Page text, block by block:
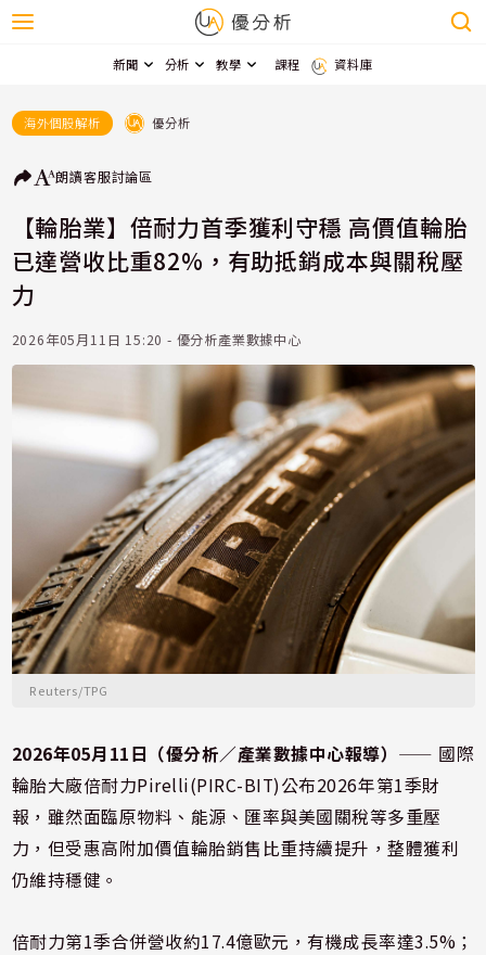
新聞 分析 教學 課程 資料庫
海外個股解析 優分析
朗讀客服討論區
【輪胎業】倍耐力首季獲利守穩 高價值輪胎
已達營收比重82%，有助抵銷成本與關稅壓
力
2026年05月11日 15:20 - 優分析產業數據中心
Reuters/TPG
2026年05月11日（優分析／產業數據中心報導） ⸺ 國際
輪胎大廠倍耐力Pirelli(PIRC-BIT)公布2026年第1季財
報，雖然面臨原物料、能源、匯率與美國關稅等多重壓
力，但受惠高附加價值輪胎銷售比重持續提升，整體獲利
仍維持穩健。
倍耐力第1季合併營收約17.4億歐元，有機成長率達3.5%；